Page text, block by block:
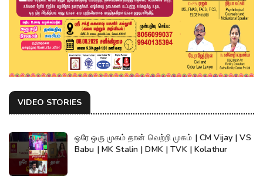
VIDEO STORIES
ஒரே ஒரு முகம் தான் வெற்றி முகம் | CM Vijay | VS
Babu | MK Stalin | DMK | TVK | Kolathur